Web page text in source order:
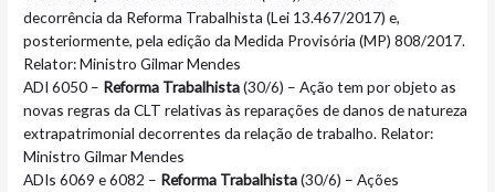
decorrência da Reforma Trabalhista (Lei 13.467/2017) e,
posteriormente, pela edição da Medida Provisória (MP) 808/2017.
Relator: Ministro Gilmar Mendes
ADI 6050 – Reforma Trabalhista(30/6) – Ação tem por objeto as
novas regras da CLT relativas às reparações de danos de natureza
extrapatrimonial decorrentes da relação de trabalho. Relator:
Ministro Gilmar Mendes
ADIs 6069 e 6082 – Reforma Trabalhista(30/6) – Ações